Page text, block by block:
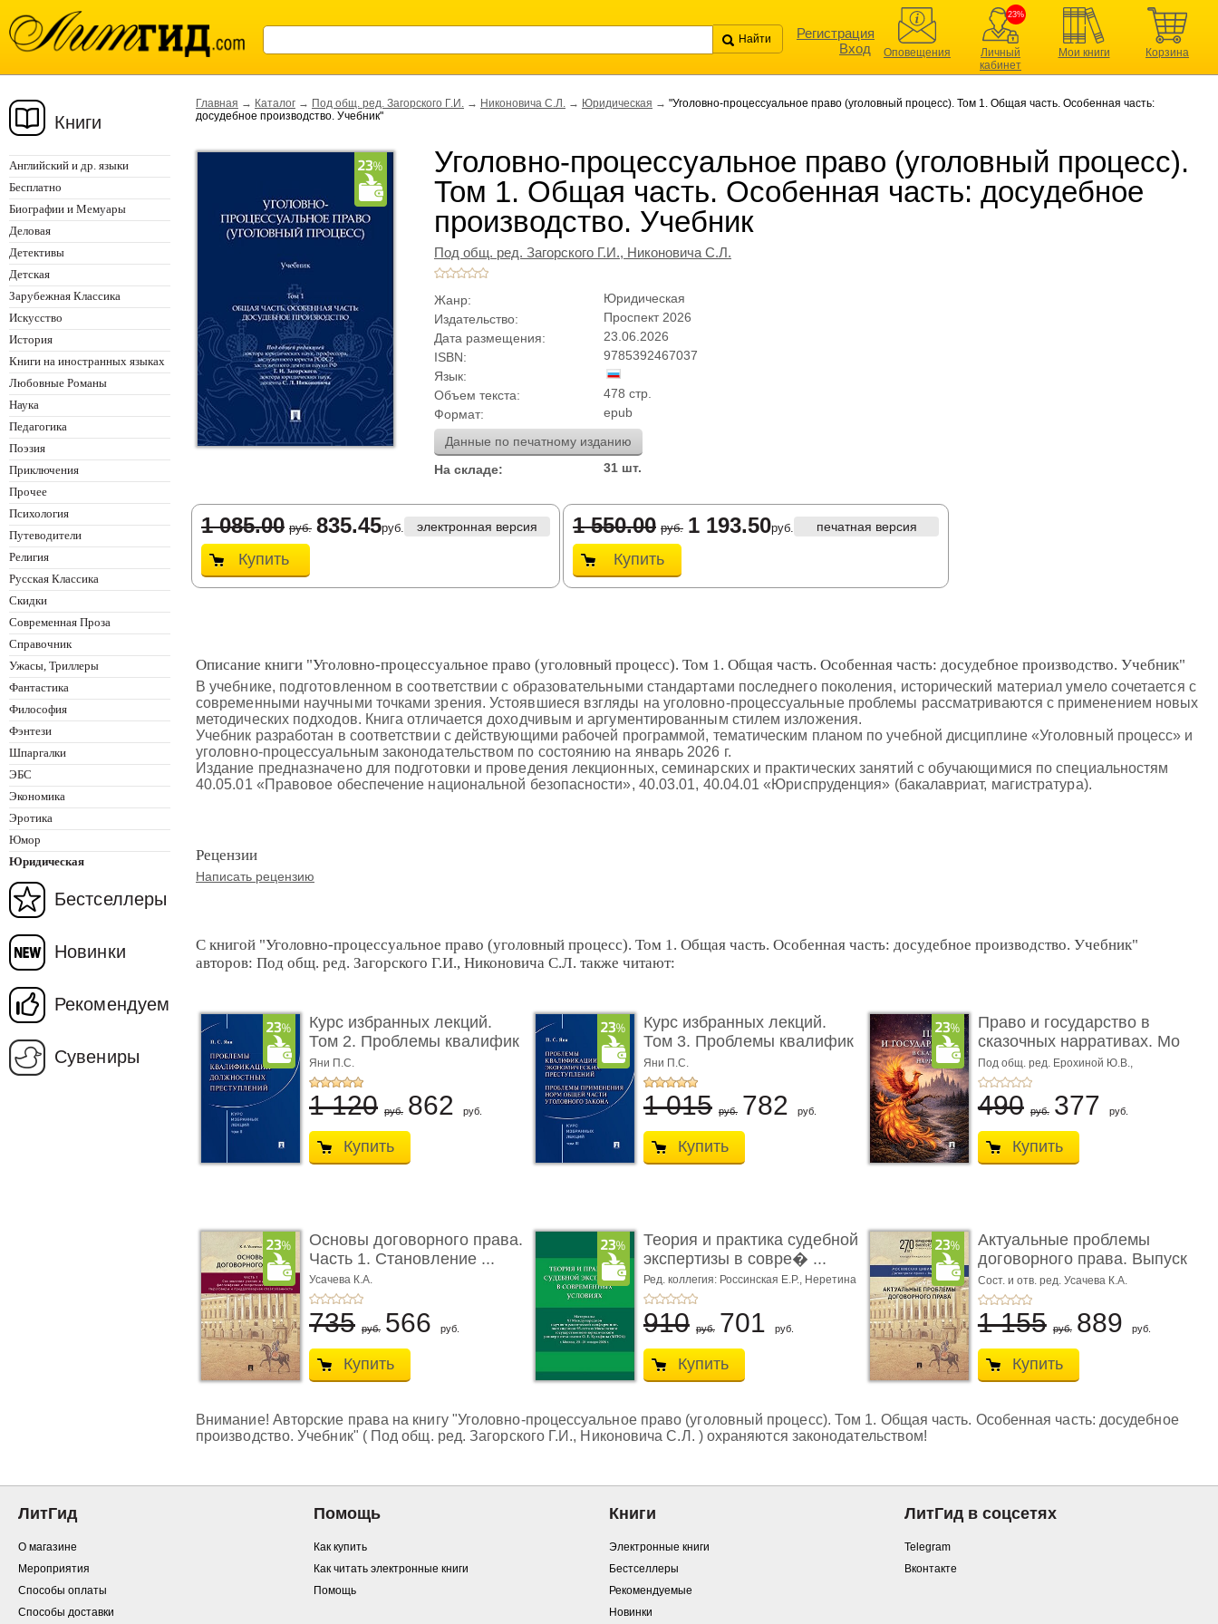
Регистрация
Вход
Оповещения
23%
Личный
кабинет
Мои книги Корзина
Книги
Английский и др. языки
Бесплатно
Биографии и Мемуары
Деловая
Детективы
Детская
Зарубежная Классика
Искусство
История
Книги на иностранных языках
Любовные Романы
Наука
Педагогика
Поэзия
Приключения
Прочее
Психология
Путеводители
Религия
Русская Классика
Скидки
Современная Проза
Справочник
Ужасы, Триллеры
Фантастика
Философия
Фэнтези
Шпаргалки
ЭБС
Экономика
Эротика
Юмор
Юридическая
Бестселлеры
Новинки
Рекомендуем
Сувениры
Главная → Каталог → Под общ. ред. Загорского Г.И. → Никоновича С.Л. → Юридическая → "Уголовно-процессуальное право (уголовный процесс). Том 1. Общая часть. Особенная часть:
досудебное производство. Учебник"
Уголовно-процессуальное право (уголовный процесс).
Том 1. Общая часть. Особенная часть: досудебное
производство. Учебник
Под общ. ред. Загорского Г.И., Никоновича С.Л.
Жанр:
Юридическая
Издательство:
Проспект 2026
Дата размещения:
23.06.2026
ISBN:
9785392467037
Язык:
Объем текста:
478 стр.
Формат:
epub
Данные по печатному изданию
На складе:
31 шт.
1 085.00 руб. 835.45руб. электронная версия
Купить
1 550.00 руб. 1 193.50руб. печатная версия
Купить
Описание книги "Уголовно-процессуальное право (уголовный процесс). Том 1. Общая часть. Особенная часть: досудебное производство. Учебник"
В учебнике, подготовленном в соответствии с образовательными стандартами последнего поколения, исторический материал умело сочетается с
современными научными точками зрения. Устоявшиеся взгляды на уголовно-процессуальные проблемы рассматриваются с применением новых
методических подходов. Книга отличается доходчивым и аргументированным стилем изложения.
Учебник разработан в соответствии с действующими рабочей программой, тематическим планом по учебной дисциплине «Уголовный процесс» и
уголовно-процессуальным законодательством по состоянию на январь 2026 г.
Издание предназначено для подготовки и проведения лекционных, семинарских и практических занятий с обучающимися по специальностям
40.05.01 «Правовое обеспечение национальной безопасности», 40.03.01, 40.04.01 «Юриспруденция» (бакалавриат, магистратура).
Рецензии
Написать рецензию
С книгой "Уголовно-процессуальное право (уголовный процесс). Том 1. Общая часть. Особенная часть: досудебное производство. Учебник"
авторов: Под общ. ред. Загорского Г.И., Никоновича С.Л. также читают:
Курс избранных лекций.
Том 2. Проблемы квалифик
...
Яни П.С.
1 120 руб. 862 руб.
Купить
Курс избранных лекций.
Том 3. Проблемы квалифик
...
Яни П.С.
1 015 руб. 782 руб.
Купить
Право и государство в
сказочных нарративах. Мо
...
Под общ. ред. Ерохиной Ю.В.,
Сокольщика И.М.
490 руб. 377 руб.
Купить
Основы договорного права.
Часть 1. Становление ...
Усачева К.А.
735 руб. 566 руб.
Купить
Теория и практика судебной
экспертизы в совре� ...
Ред. коллегия: Россинская Е.Р., Неретина
Н.С.,Чернявская М.С.
910 руб. 701 руб.
Купить
Актуальные проблемы
договорного права. Выпуск
...
Сост. и отв. ред. Усачева К.А.
1 155 руб. 889 руб.
Купить
Внимание! Авторские права на книгу "Уголовно-процессуальное право (уголовный процесс). Том 1. Общая часть. Особенная часть: досудебное
производство. Учебник" ( Под общ. ред. Загорского Г.И., Никоновича С.Л. ) охраняются законодательством!
ЛитГид
О магазине
Мероприятия
Способы оплаты
Способы доставки
Помощь
Как купить
Как читать электронные книги
Помощь
Книги
Электронные книги
Бестселлеры
Рекомендуемые
Новинки
ЛитГид в соцсетях
Telegram
Вконтакте